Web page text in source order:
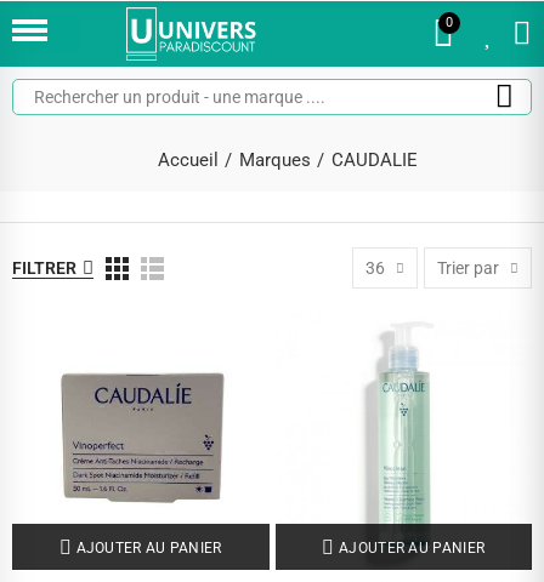
0
Accueil Marques CAUDALIE
FILTRER 36 Trier par
AJOUTER AU PANIER AJOUTER AU PANIER